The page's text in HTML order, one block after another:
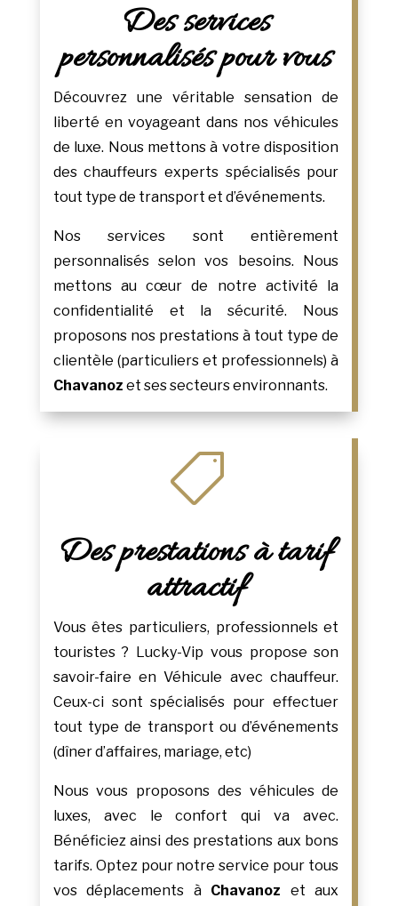
Des services
personnalisés pour vous
Découvrez une véritable sensation de
liberté en voyageant dans nos véhicules
de luxe. Nous mettons à votre disposition
des chauffeurs experts spécialisés pour
tout type de transport et d’événements.
Nos services sont entièrement
personnalisés selon vos besoins. Nous
mettons au cœur de notre activité la
confidentialité et la sécurité. Nous
proposons nos prestations à tout type de
clientèle (particuliers et professionnels) à
Chavanoz et ses secteurs environnants.

Des prestations à tarif
attractif
Vous êtes particuliers, professionnels et
touristes ? Lucky-Vip vous propose son
savoir-faire en Véhicule avec chauffeur.
Ceux-ci sont spécialisés pour effectuer
tout type de transport ou d’événements
(dîner d’affaires, mariage, etc)
Nous vous proposons des véhicules de
luxes, avec le confort qui va avec.
Bénéficiez ainsi des prestations aux bons
tarifs. Optez pour notre service pour tous
vos déplacements à Chavanoz et aux